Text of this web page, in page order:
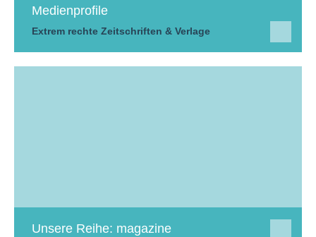
Medienprofile
Extrem rechte Zeitschriften & Verlage
Unsere Reihe: magazine